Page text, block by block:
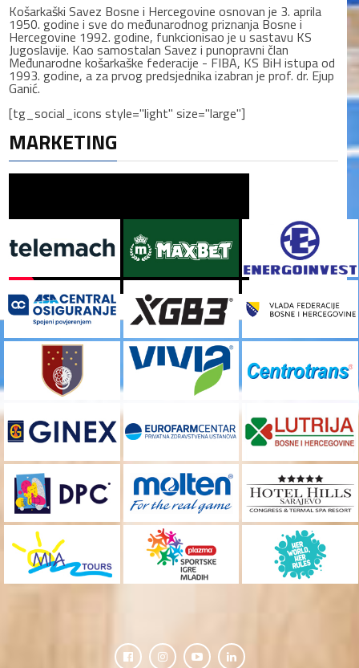
Košarkaški Savez Bosne i Hercegovine osnovan je 3. aprila
1950. godine i sve do međunarodnog priznanja Bosne i
Hercegovine 1992. godine, funkcionisao je u sastavu KS
Jugoslavije. Kao samostalan Savez i punopravni član
Međunarodne košarkaške federacije - FIBA, KS BiH istupa od
1993. godine, a za prvog predsjednika izabran je prof. dr. Ejup
Ganić.
[tg_social_icons style="light" size="large"]
MARKETING